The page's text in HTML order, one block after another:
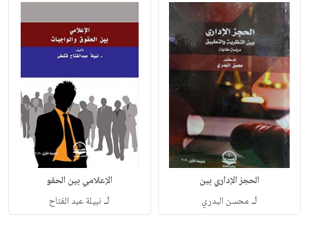
الحجز الإداري بين
لـ محسن البدري
الإعلامي بين الحقو
لـ نبيلة عبد الفتاح